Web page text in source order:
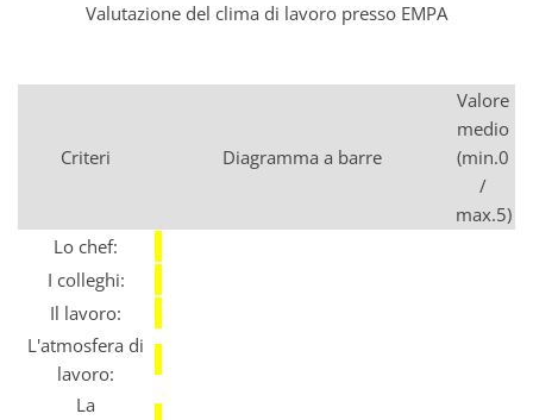
Valutazione del clima di lavoro presso EMPA
Criteri Diagramma a barre
Valore
medio
(min.0
/
max.5)
Lo chef:
I colleghi:
Il lavoro:
L'atmosfera di
lavoro:
La